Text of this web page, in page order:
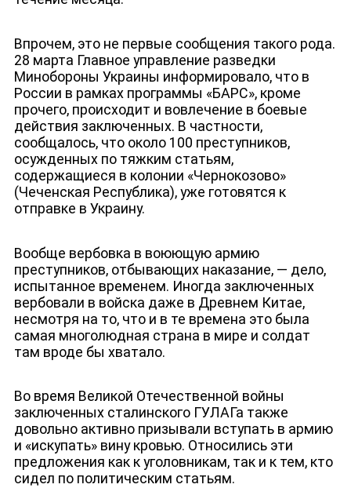
Впрочем, это не первые сообщения такого рода.
28 марта Главное управление разведки
Минобороны Украины информировало, что в
России в рамках программы «БАРС», кроме
прочего, происходит и вовлечение в боевые
действия заключенных. В частности,
сообщалось, что около 100 преступников,
осужденных по тяжким статьям,
содержащиеся в колонии «Чернокозово»
(Чеченская Республика), уже готовятся к
отправке в Украину.
Вообще вербовка в воюющую армию
преступников, отбывающих наказание, — дело,
испытанное временем. Иногда заключенных
вербовали в войска даже в Древнем Китае,
несмотря на то, что и в те времена это была
самая многолюдная страна в мире и солдат
там вроде бы хватало.
Во время Великой Отечественной войны
заключенных сталинского ГУЛАГа также
довольно активно призывали вступать в армию
и «искупать» вину кровью. Относились эти
предложения как к уголовникам, так и к тем, кто
сидел по политическим статьям.